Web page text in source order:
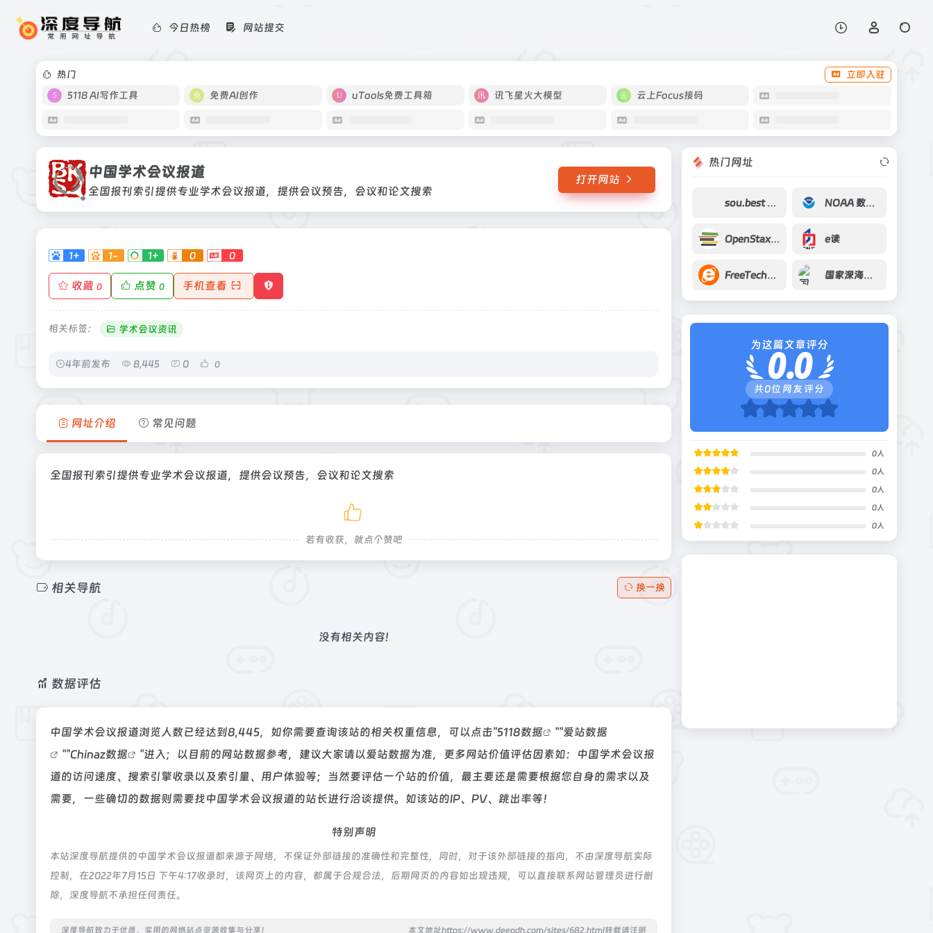
今日热榜 网站提交
热门
立即入驻
5118 AI写作工具
免费AI创作 uTools免费工具箱 讯飞星火大模型 云上Focus接码
中国学术会议报道
全国报刊索引提供专业学术会议报道，提供会议预告，会议和论文搜索
打开网站
1+ 1- 1+ 0 0
收藏 0 点赞 0 手机查看
相关标签： 学术会议资讯
4年前发布 8,445 0 0
网址介绍 常见问题
全国报刊索引提供专业学术会议报道，提供会议预告，会议和论文搜索
若有收获，就点个赞吧
相关导航 换一换
没有相关内容!
数据评估
中国学术会议报道浏览人数已经达到8,445，如你需要查询该站的相关权重信息，可以点击"5118数据 ""爱站数据
""Chinaz数据
"进入；以目前的网站数据参考，建议大家请以爱站数据为准，更多网站价值评估因素如：中国学术会议报
道的访问速度、搜索引擎收录以及索引量、用户体验等；当然要评估一个站的价值，最主要还是需要根据您自身的需求以及
需要，一些确切的数据则需要找中国学术会议报道的站长进行洽谈提供。如该站的IP、PV、跳出率等！
特别声明
本站深度导航提供的中国学术会议报道都来源于网络，不保证外部链接的准确性和完整性，同时，对于该外部链接的指向，不由深度导航实际
控制，在2022年7月15日 下午4:17收录时，该网页上的内容，都属于合规合法，后期网页的内容如出现违规，可以直接联系网站管理员进行删
除，深度导航不承担任何责任。
深度导航致力于优质、实用的网络站点资源收集与分享！ 本文地址https://www.deepdh.com/sites/682.html转载请注明
热门网址
sou.best 搜索神器 NOAA 数字海岸线
OpenStax CNX e读
FreeTechBooks 国家深海基地平台
为这篇文章评分
0.0
共0位网友评分
0人
0人
0人
0人
0人